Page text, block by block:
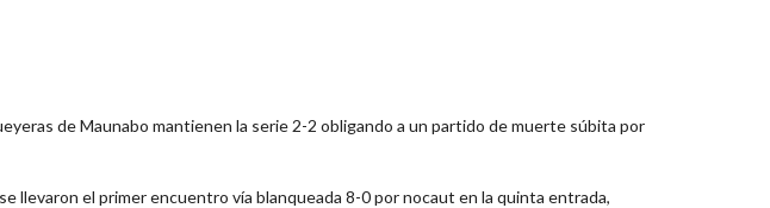
de Maunabo mantienen la serie 2-2 obligando a un partido de muerte súbita por
llevaron el primer encuentro vía blanqueada 8-0 por nocaut en la quinta entrada,